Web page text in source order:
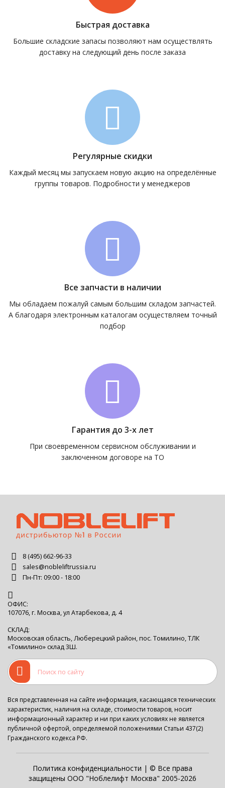
Быстрая доставка
Большие складские запасы позволяют нам осуществлять
доставку на следующий день после заказа
Регулярные скидки
Каждый месяц мы запускаем новую акцию на определённые
группы товаров. Подробности у менеджеров
Все запчасти в наличии
Мы обладаем пожалуй самым большим складом запчастей.
А благодаря электронным каталогам осуществляем точный
подбор
Гарантия до 3-х лет
При своевременном сервисном обслуживании и
заключенном договоре на ТО
8 (495) 662-96-33
sales@nobleliftrussia.ru
Пн-Пт: 09:00 - 18:00
ОФИС:
107076, г. Москва, ул Атарбекова, д. 4
СКЛАД:
Московская область, Люберецкий район, пос. Томилино, ТЛК
«Томилино» склад 3Ш.
Вся представленная на сайте информация, касающаяся технических
характеристик, наличия на складе, стоимости товаров, носит
информационный характер и ни при каких условиях не является
публичной офертой, определяемой положениями Статьи 437(2)
Гражданского кодекса РФ.
Политика конфиденциальности | © Все права
защищены ООО "Ноблелифт Москва" 2005-2026